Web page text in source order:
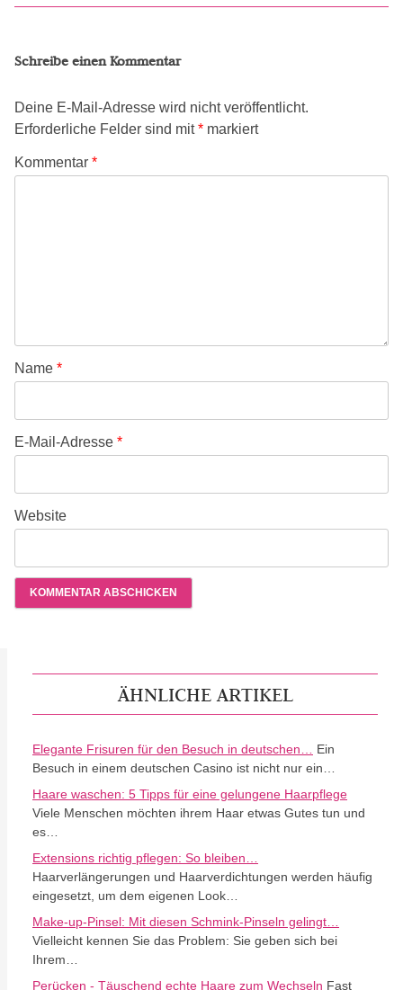
Schreibe einen Kommentar
Deine E-Mail-Adresse wird nicht veröffentlicht.
Erforderliche Felder sind mit* markiert
Kommentar *
Name *
E-Mail-Adresse *
Website
ÄHNLICHE ARTIKEL
Elegante Frisuren für den Besuch in deutschen…
Ein
Besuch in einem deutschen Casino ist nicht nur ein…
Haare waschen: 5 Tipps für eine gelungene Haarpflege
Viele Menschen möchten ihrem Haar etwas Gutes tun und
es…
Extensions richtig pflegen: So bleiben…
Haarverlängerungen und Haarverdichtungen werden häufig
eingesetzt, um dem eigenen Look…
Make-up-Pinsel: Mit diesen Schmink-Pinseln gelingt…
Vielleicht kennen Sie das Problem: Sie geben sich bei
Ihrem…
Perücken - Täuschend echte Haare zum Wechseln Fast